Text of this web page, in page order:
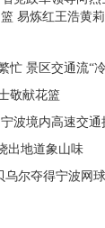
篮 易炼红王浩黄
忙 景区交通流“
敬献花篮
波境内高速交通
出地道象山味
乌尔夺得宁波网